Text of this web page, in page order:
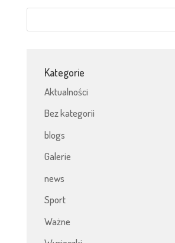
Kategorie
Aktualności
Bez kategorii
blogs
Galerie
news
Sport
Ważne